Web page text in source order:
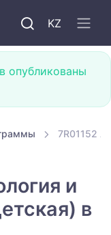
KZ
опубликованы
7R01152
и
в